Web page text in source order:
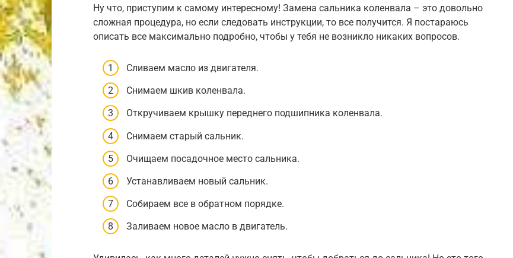
Ну что, приступим к самому интересному! Замена сальника коленвала – это довольно
сложная процедура, но если следовать инструкции, то все получится. Я постараюсь
описать все максимально подробно, чтобы у тебя не возникло никаких вопросов.
Сливаем масло из двигателя.
Снимаем шкив коленвала.
Откручиваем крышку переднего подшипника коленвала.
Снимаем старый сальник.
Очищаем посадочное место сальника.
Устанавливаем новый сальник.
Собираем все в обратном порядке.
Заливаем новое масло в двигатель.